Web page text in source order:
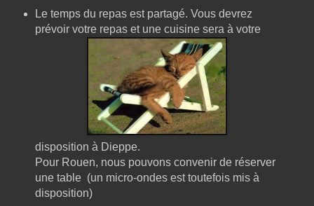
Le temps du repas est partagé. Vous devrez
prévoir votre repas et une cuisine sera à votre
disposition à Dieppe.
Pour Rouen, nous pouvons convenir de réserver
une table (un micro-ondes est toutefois mis à
disposition)